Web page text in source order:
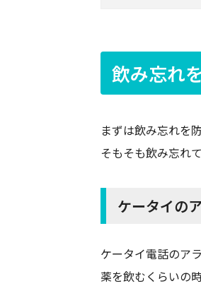
飲み忘れ
まずは飲み忘れを
そもそも飲み忘れ
ケータイの
ケータイ電話のア
薬を飲むくらいの